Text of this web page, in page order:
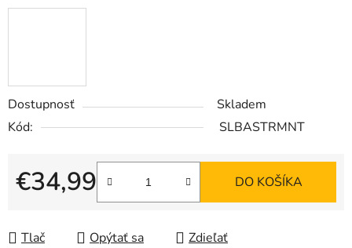
Dostupnosť
Skladem
Kód:
SLBASTRMNT
€34,99
Jednotková cena:
DO KOŠÍKA
Tlač Opýtať sa Zdieľať